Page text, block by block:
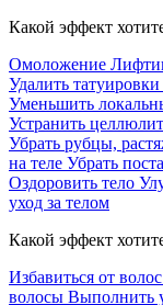
Какой эффект
Омоложение
Удалить татуировки
Уменьшить
Устранить целлюлит
Убрать рубцы,
на теле Убрать
Оздоровить тело
уход за телом
Какой эффект
Избавиться от волос
волосы Выполнить